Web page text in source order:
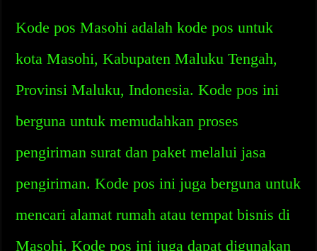
Kode pos Masohi adalah kode pos untuk
kota Masohi, Kabupaten Maluku Tengah,
Provinsi Maluku, Indonesia. Kode pos ini
berguna untuk memudahkan proses
pengiriman surat dan paket melalui jasa
pengiriman. Kode pos ini juga berguna untuk
mencari alamat rumah atau tempat bisnis di
Masohi. Kode pos ini juga dapat digunakan